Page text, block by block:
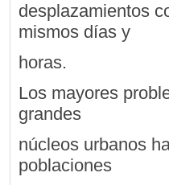
desplazamientos
mismos días y
horas.
Los mayores
grandes
núcleos urbanos
poblaciones